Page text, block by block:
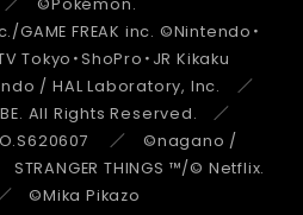
／ ©Pokémon.
FREAK inc. ©Nintendo・
Tokyo・ShoPro・JR Kikaku
/ HAL Laboratory, Inc. ／
All Rights Reserved. ／
／ ©nagano /
THINGS ™/© Netflix.
©Mika Pikazo